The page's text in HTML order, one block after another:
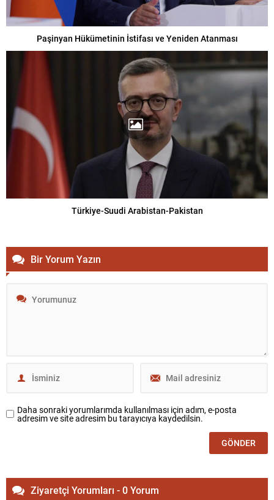
Paşinyan Hükümetinin İstifası ve Yeniden Atanması
Türkiye-Suudi Arabistan-Pakistan
Bir Yorum Yazın
Daha sonraki yorumlarımda kullanılması için adım, e-posta
adresim ve site adresim bu tarayıcıya kaydedilsin.
Ziyaretçi Yorumları - 0 Yorum